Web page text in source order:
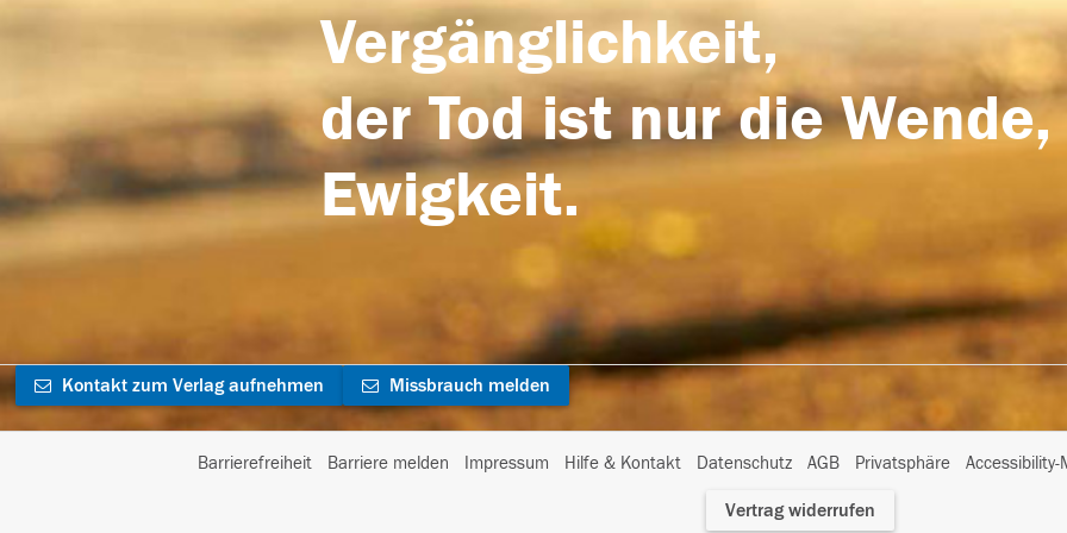
Vergänglichkeit,
der Tod ist nur die
Ewigkeit.
Kontakt zum Verlag aufnehmen Missbrauch melden
Barrierefreiheit Barriere melden Impressum Hilfe & Kontakt Datenschutz AGB Privatsphäre
I
Vertrag widerrufen